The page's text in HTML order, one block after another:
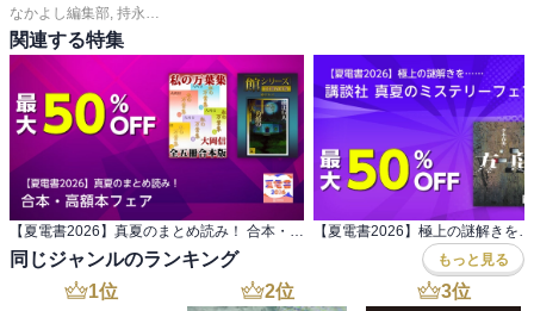
なかよし編集部 持永るい
関連する特集
同じジャンルのランキング もっと見る
1位 2位 3位